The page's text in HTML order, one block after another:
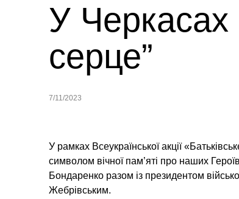
У Черкасах
серце”
7/11/2023
У рамках Всеукраїнської акції
символом вічної пам’яті про наших
Бондаренко разом із президентом
Жебрівським.